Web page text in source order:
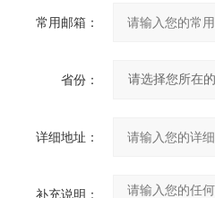
常用邮箱：
省份：
详细地址：
补充说明：